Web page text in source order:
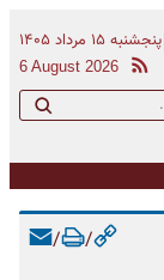
پنجشنبه ۱۵ مرداد ۱۴۰۵
6 August 2026
/
/